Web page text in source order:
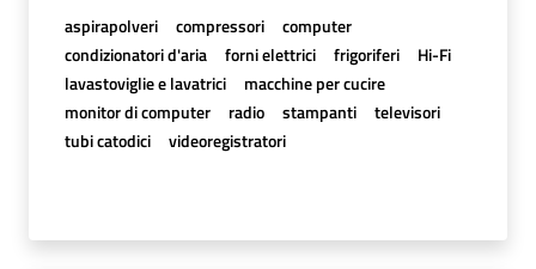
aspirapolveri compressori
computer
condizionatori d'aria
forni elettrici frigoriferi
Hi-Fi
lavastoviglie e lavatrici
macchine per cucire
monitor di computer
radio stampanti
televisori
tubi catodici
videoregistratori